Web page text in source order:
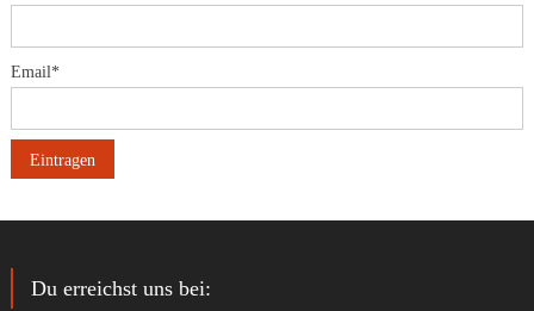
Email*
Du erreichst uns bei: